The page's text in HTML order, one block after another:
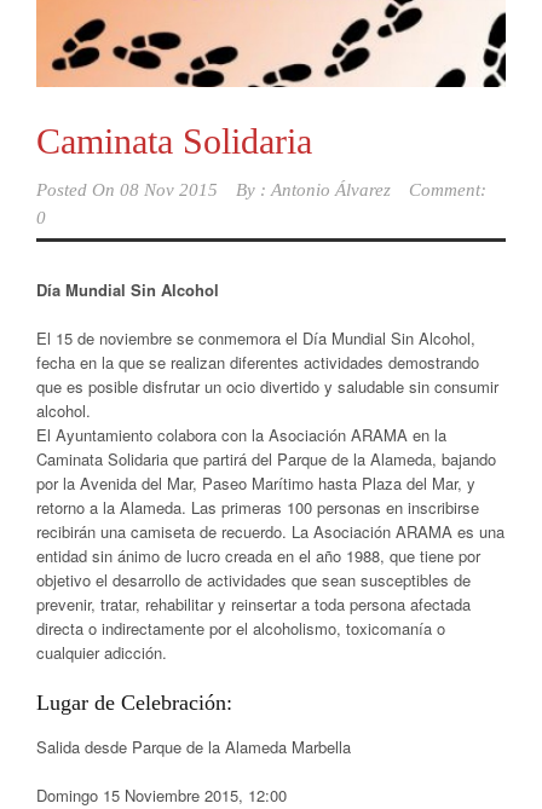
Caminata Solidaria
Posted On 08 Nov 2015 By : Antonio Álvarez
Comment:
0
Día Mundial Sin Alcohol
El 15 de noviembre se conmemora el Día Mundial Sin Alcohol,
fecha en la que se realizan diferentes actividades demostrando
que es posible disfrutar un ocio divertido y saludable sin consumir
alcohol.
El Ayuntamiento colabora con la Asociación ARAMA en la
Caminata Solidaria que partirá del Parque de la Alameda, bajando
por la Avenida del Mar, Paseo Marítimo hasta Plaza del Mar, y
retorno a la Alameda. Las primeras 100 personas en inscribirse
recibirán una camiseta de recuerdo. La Asociación ARAMA es una
entidad sin ánimo de lucro creada en el año 1988, que tiene por
objetivo el desarrollo de actividades que sean susceptibles de
prevenir, tratar, rehabilitar y reinsertar a toda persona afectada
directa o indirectamente por el alcoholismo, toxicomanía o
cualquier adicción.
Lugar de Celebración:
Salida desde Parque de la Alameda Marbella
Domingo 15 Noviembre 2015, 12:00